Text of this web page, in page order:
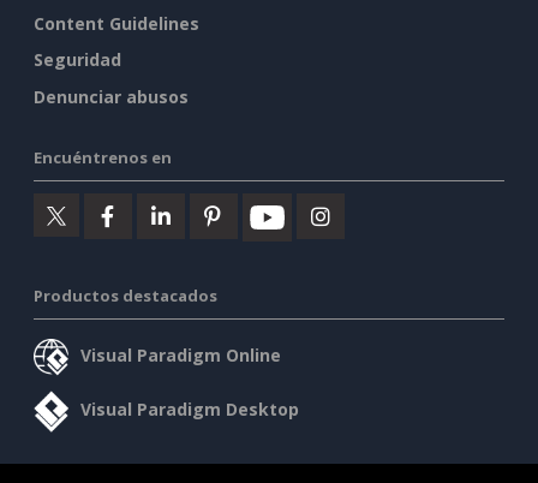
Content Guidelines
Seguridad
Denunciar abusos
Encuéntrenos en
Productos destacados
Visual Paradigm Online
Visual Paradigm Desktop